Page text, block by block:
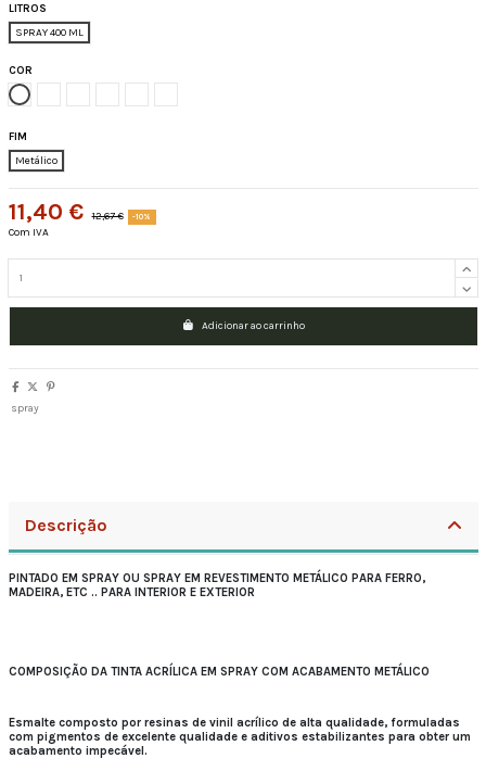
LITROS
SPRAY 400 ML
COR
Espelho metálico dourado
FIM
Metálico
11,40 € 12,67 € -10%
Com IVA
Adicionar ao carrinho
spray
Descrição
PINTADO EM SPRAY OU SPRAY EM REVESTIMENTO METÁLICO PARA FERRO,
MADEIRA, ETC .. PARA INTERIOR E EXTERIOR
COMPOSIÇÃO DA TINTA ACRÍLICA EM SPRAY COM ACABAMENTO METÁLICO
Esmalte composto por resinas de vinil acrílico de alta qualidade, formuladas
com pigmentos de excelente qualidade e aditivos estabilizantes para obter um
acabamento impecável.